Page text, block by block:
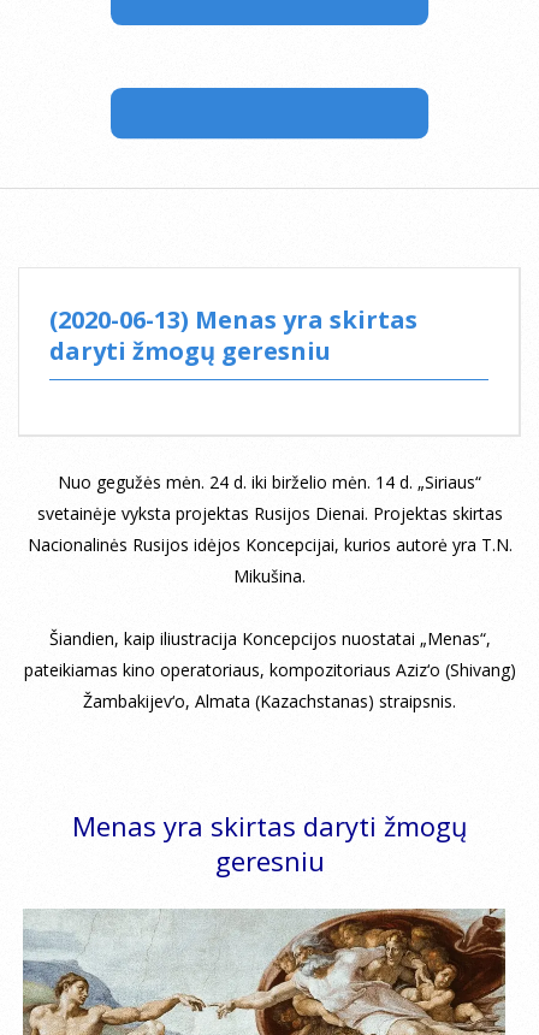
(2020-06-13) Menas yra skirtas
daryti žmogų geresniu
Nuo gegužės mėn. 24 d. iki birželio mėn. 14 d. „Siriaus“
svetainėje vyksta projektas Rusijos Dienai. Projektas skirtas
Nacionalinės Rusijos idėjos Koncepcijai, kurios autorė yra T.N.
Mikušina.
Šiandien, kaip iliustracija Koncepcijos nuostatai „Menas“,
pateikiamas kino operatoriaus, kompozitoriaus Aziz‘o (Shivang)
Žambakijev‘o, Almata (Kazachstanas) straipsnis.
Menas yra skirtas daryti žmogų
geresniu